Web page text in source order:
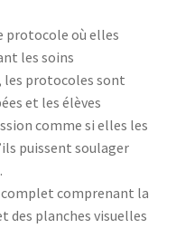
protocole où elles
les soins
les protocoles sont
et les élèves
comme si elles les
puissent soulager
complet comprenant la
des planches visuelles